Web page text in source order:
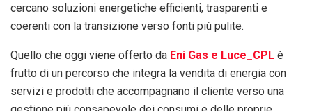
cercano soluzioni energetiche efficienti, trasparenti e
coerenti con la transizione verso fonti più pulite.
Quello che oggi viene offerto da Eni Gas e Luce_CPL è
frutto di un percorso che integra la vendita di energia con
servizi e prodotti che accompagnano il cliente verso una